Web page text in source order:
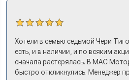
Хотели в семью седьмой Чери
есть, и в наличии, и по всяким
сначала растерялась. В МАС
быстро откликнулись. Менеджер